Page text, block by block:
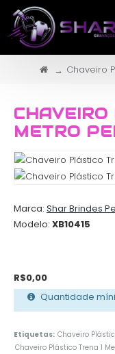
Chaveiro
METRO
Marca: Shar Brindes
Modelo: XB10415
R$0,00
Quantidade
Etiquetas: Chaveiro
Chaveiro Plástico Trena 1